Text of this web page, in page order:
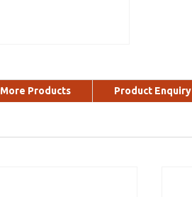
More Products Product Enquiry